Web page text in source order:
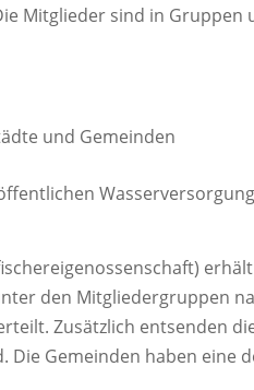
Mitglieder sind in Gruppen
und Gemeinden
Wasserversorgung
den Mitgliedergruppen
Zusätzlich entsenden
Gemeinden haben eine